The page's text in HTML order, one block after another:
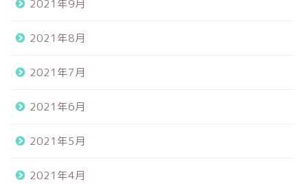
2021年9月
2021年8月
2021年7月
2021年6月
2021年5月
2021年4月